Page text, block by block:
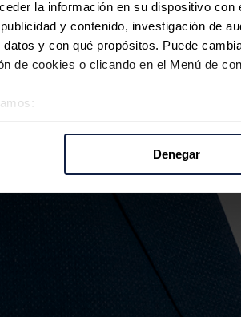
la información en su dispositivo con
y contenido, investigación de
y con qué propósitos. Puede
de cookies o clicando en el Menú de
se usan para personalizar el contenido y
compartimos información sobre el uso
web, quienes pueden combinarla
uso que haya hecho de sus servicios.
Denegar